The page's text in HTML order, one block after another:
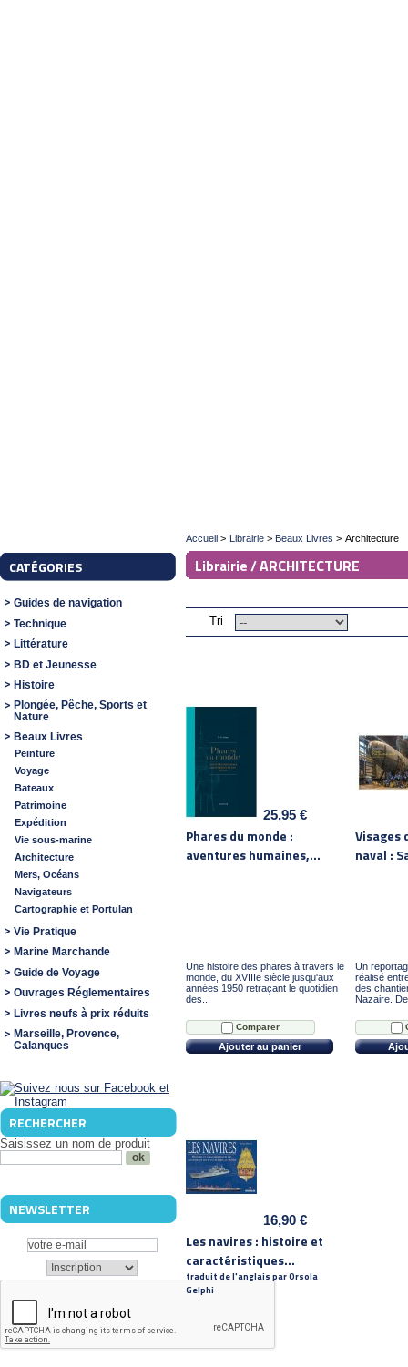
CATÉGORIES
Guides de navigation
Technique
Littérature
BD et Jeunesse
Histoire
Plongée, Pêche, Sports et
Nature
Beaux Livres
Peinture
Voyage
Bateaux
Patrimoine
Expédition
Vie sous-marine
Architecture
Mers, Océans
Navigateurs
Cartographie et Portulan
Vie Pratique
Marine Marchande
Guide de Voyage
Ouvrages Réglementaires
Livres neufs à prix réduits
Marseille, Provence,
Calanques
RECHERCHER
Saisissez un nom de produit
NEWSLETTER
Accueil > Librairie > Beaux Livres > Architecture
Librairie /ARCHITECTURE
Tri
25,95 €
Phares du monde :
aventures humaines,...
Une histoire des phares à travers le
monde, du XVIIIe siècle jusqu'aux
années 1950 retraçant le quotidien
des...
Comparer
Ajouter au panier
Visages
naval :
Un
réalisé
des
Nazaire.
16,90 €
Les navires : histoire et
caractéristiques...
traduit de l'anglais par Orsola
Gelphi